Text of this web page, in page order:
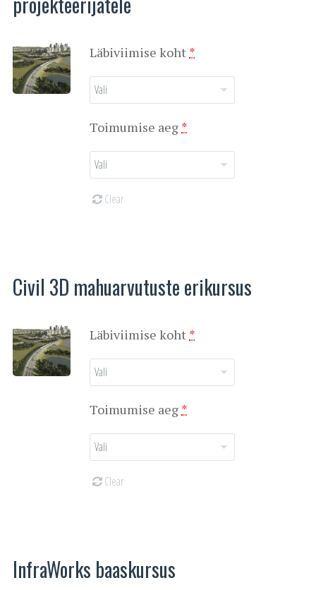
Läbiviimise koht (for
modelleerimise
teede
projekteerijale)
*
Toimumise aeg (for
modelleerimise
*
Clear
Civil 3D mahuarvutuste erikursus
Läbiviimise koht (for
mahuarvutuste
*
Toimumise aeg (for
mahuarvutuste
*
Clear
InfraWorks baaskursus